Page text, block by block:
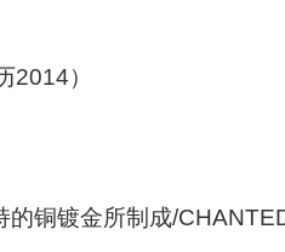
2014）
的铜镀金所制成/